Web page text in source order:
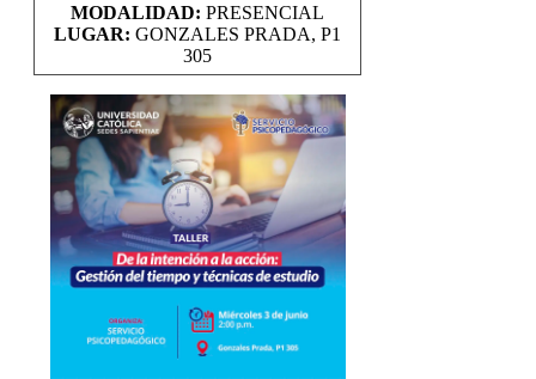
MODALIDAD:PRESENCIAL
LUGAR:GONZALES PRADA, P1
305